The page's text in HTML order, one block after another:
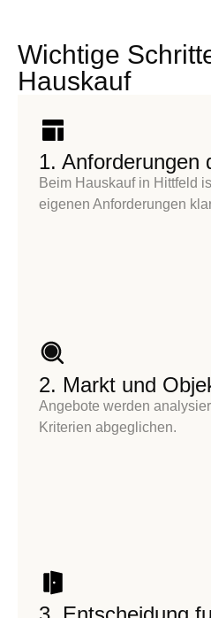
Wichtige
Hauskauf
1. Anforderungen
Beim Hauskauf in Hittfeld
eigenen Anforderungen
2. Markt und
Angebote werden
Kriterien abgeglichen.